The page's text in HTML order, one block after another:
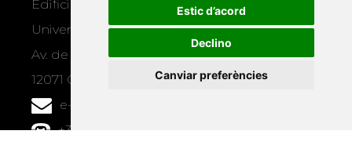
Estic d’acord
Declino
Canviar preferències
Edifici Àgora
Universitat Jaume I, local 10
Av. de Vicent Sos Baynat, s/n
12071 Castelló de la Plana
e-buc@vives.org
+34 964 72 89 93